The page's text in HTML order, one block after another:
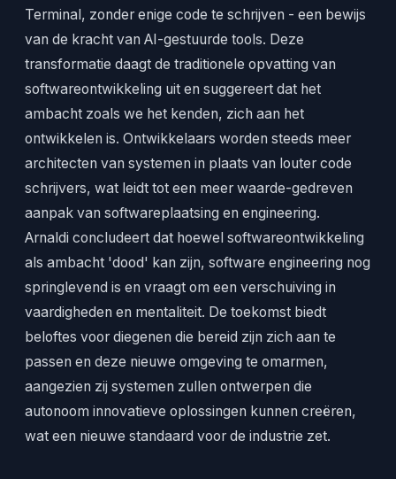
Terminal, zonder enige code te schrijven - een bewijs
van de kracht van AI-gestuurde tools. Deze
transformatie daagt de traditionele opvatting van
softwareontwikkeling uit en suggereert dat het
ambacht zoals we het kenden, zich aan het
ontwikkelen is. Ontwikkelaars worden steeds meer
architecten van systemen in plaats van louter code
schrijvers, wat leidt tot een meer waarde-gedreven
aanpak van softwareplaatsing en engineering.
Arnaldi concludeert dat hoewel softwareontwikkeling
als ambacht 'dood' kan zijn, software engineering nog
springlevend is en vraagt om een verschuiving in
vaardigheden en mentaliteit. De toekomst biedt
beloftes voor diegenen die bereid zijn zich aan te
passen en deze nieuwe omgeving te omarmen,
aangezien zij systemen zullen ontwerpen die
autonoom innovatieve oplossingen kunnen creëren,
wat een nieuwe standaard voor de industrie zet.